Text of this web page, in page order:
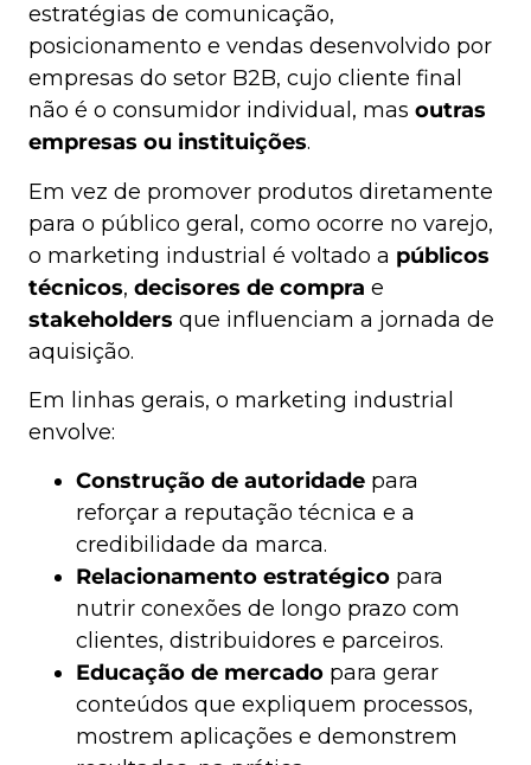
estratégias de comunicação,
posicionamento e vendas desenvolvido por
empresas do setor B2B, cujo cliente final
não é o consumidor individual, mas outras
empresas ou instituições.
Em vez de promover produtos diretamente
para o público geral, como ocorre no varejo,
o marketing industrial é voltado a públicos
técnicos, decisores de compra e
stakeholders que influenciam a jornada de
aquisição.
Em linhas gerais, o marketing industrial
envolve:
Construção de autoridade para
reforçar a reputação técnica e a
credibilidade da marca.
Relacionamento estratégico para
nutrir conexões de longo prazo com
clientes, distribuidores e parceiros.
Educação de mercado para gerar
conteúdos que expliquem processos,
mostrem aplicações e demonstrem